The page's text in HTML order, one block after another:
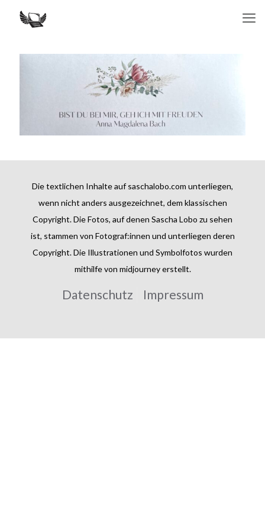
Die textlichen Inhalte auf saschalobo.com unterliegen,
wenn nicht anders ausgezeichnet, dem klassischen
Copyright. Die Fotos, auf denen Sascha Lobo zu sehen
ist, stammen von Fotograf:innen und unterliegen deren
Copyright. Die Illustrationen und Symbolfotos wurden
mithilfe von midjourney erstellt.
Datenschutz Impressum